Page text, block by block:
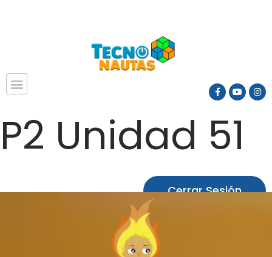
P2 Unidad 51
Cerrar Sesión